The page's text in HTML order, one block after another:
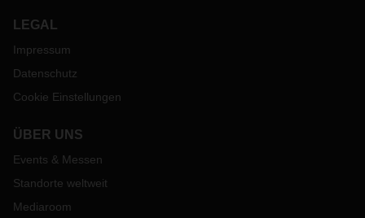
LEGAL
Impressum
Datenschutz
Cookie Einstellungen
ÜBER UNS
Events & Messen
Standorte weltweit
Mediaroom